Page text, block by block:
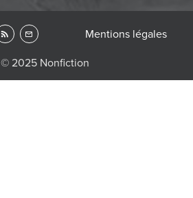
© 2025 Nonfiction
Mentions légales